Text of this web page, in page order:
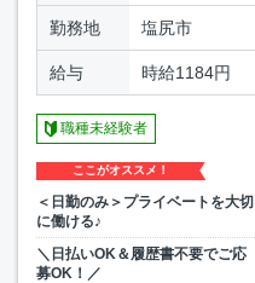
勤務地 塩尻市
給与 時給1184円
職種未経験者
ここがオススメ！
＜日勤のみ＞プライベートを大切
に働ける♪
＼日払いOK＆履歴書不要でご応
募OK！／